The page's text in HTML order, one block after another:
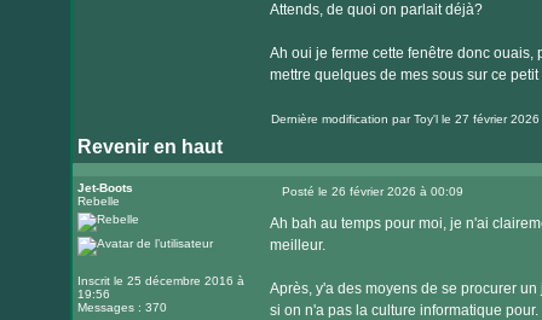
Attends, de quoi on parlait déjà?
Ah oui je ferme cette fenêtre donc
mettre quelques de mes sous sur ce
Dernière modification parToy'lle 27 février 2026
Revenir en haut
Jet-Boots
Rebelle
Inscrit le 25 décembre 2016 à
19:56
Messages : 370
Posté le 26 février 2026 à 00:09
Ah bah au temps pour moi, je n'ai
meilleur.
Après, y'a des moyens de se procurer
si on n'a pas la culture informatique pour.